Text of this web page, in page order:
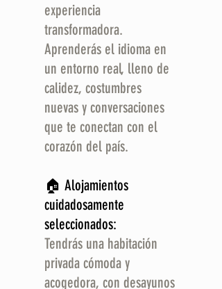
experiencia
transformadora.
Aprenderás el idioma en
un entorno real, lleno de
calidez, costumbres
nuevas y conversaciones
que te conectan con el
corazón del país.
🏠 Alojamientos
cuidadosamente
seleccionados:
Tendrás una habitación
privada cómoda y
acogedora, con desayunos